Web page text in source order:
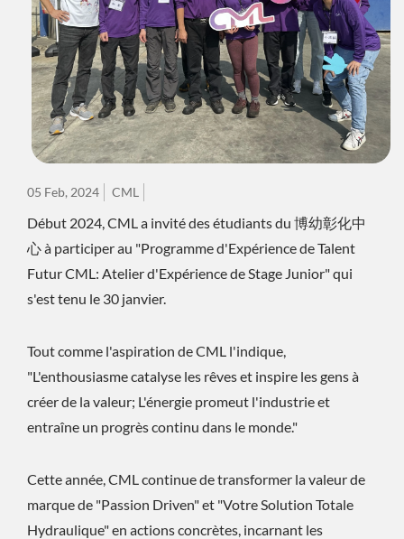
05 Feb, 2024 CML
Début 2024, CML a invité des étudiants du 博幼彰化中
心 à participer au "Programme d'Expérience de Talent
Futur CML: Atelier d'Expérience de Stage Junior" qui
s'est tenu le 30 janvier.
Tout comme l'aspiration de CML l'indique,
"L'enthousiasme catalyse les rêves et inspire les gens à
créer de la valeur; L'énergie promeut l'industrie et
entraîne un progrès continu dans le monde."
Cette année, CML continue de transformer la valeur de
marque de "Passion Driven" et "Votre Solution Totale
Hydraulique" en actions concrètes, incarnant les